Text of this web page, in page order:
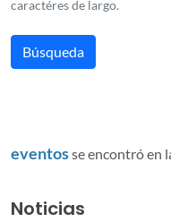
caractéres de largo.
eventosse encontró en
Noticias